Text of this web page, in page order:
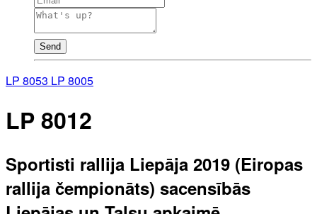
Send
LP 8053 LP 8005
LP 8012
Sportisti rallija Liepāja 2019 (Eiropas
rallija čempionāts) sacensībās